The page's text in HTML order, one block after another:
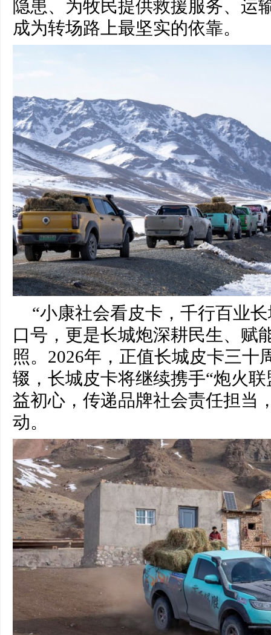
隐患、为牧民提供救援服务、运
成为转场路上最坚实的依靠。
“小康社会看皮卡，千行百业
口号，更是长城炮深耕民生、赋
照。2026年，正值长城皮卡三十
辍，长城皮卡将继续携手“炮火
益初心，传递品牌社会责任担当
动。